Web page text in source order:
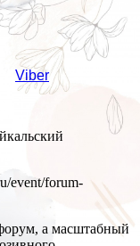
Viber
event/forum-
а масштабный